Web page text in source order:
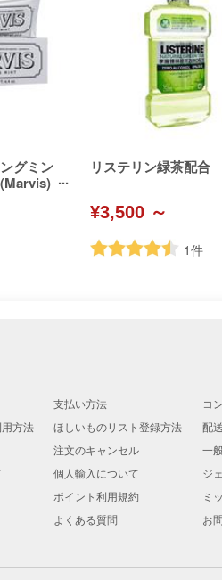
グミン
リステリン緑茶配合
¥3,500 ～
1件
支払い方法
コ
方法 ほしいものリスト登録方法
配
注文のキャンセル
一
個人輸入について
ジ
ポイント利用規約
ミ
よくある質問 お